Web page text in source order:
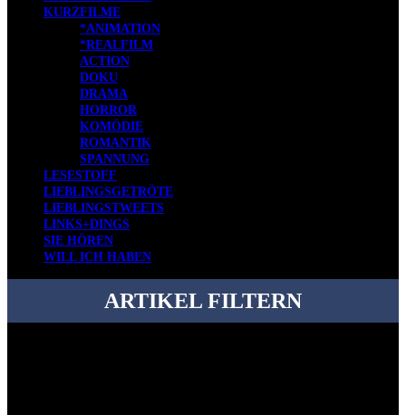
KURZFILME
*ANIMATION
*REALFILM
ACTION
DOKU
DRAMA
HORROR
KOMÖDIE
ROMANTIK
SPANNUNG
LESESTOFF
LIEBLINGSGETRÖTE
LIEBLINGSTWEETS
LINKS+DINGS
SIE HÖREN
WILL ICH HABEN
ARTIKEL FILTERN